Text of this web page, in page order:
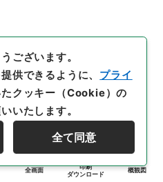
全画面
印刷
ダウンロード
概観図
ございます。
供できるように、 プライ
たクッキー（Cookie）の
いたします。
全て同意